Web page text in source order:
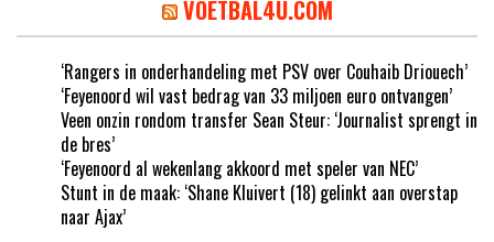
VOETBAL4U.COM
‘Rangers in onderhandeling met PSV over Couhaib Driouech’
‘Feyenoord wil vast bedrag van 33 miljoen euro ontvangen’
Veen onzin rondom transfer Sean Steur: ‘Journalist sprengt in
de bres’
‘Feyenoord al wekenlang akkoord met speler van NEC’
Stunt in de maak: ‘Shane Kluivert (18) gelinkt aan overstap
naar Ajax’